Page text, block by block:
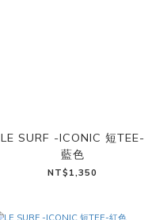
LE SURF -ICONIC 短TEE-
藍色
NT$1,350